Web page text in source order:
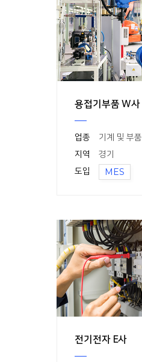
용접기부품 W사
업종
기계 및 부품
지역
경기
도입
MES
전기전자 E사